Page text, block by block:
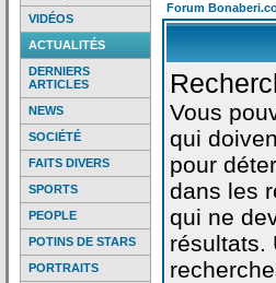
VIDÉOS
ACTUALITÉS
DERNIERS
ARTICLES
NEWS
SOCIÉTÉ
FAITS DIVERS
SPORTS
PEOPLE
POTINS DE STARS
PORTRAITS
Forum
Vous
qui
pour
dans les
qui ne
résultats.